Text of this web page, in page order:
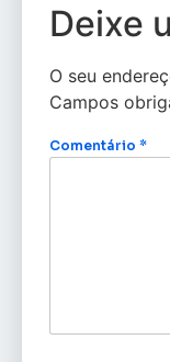
Deixe
O seu
Campos
Comentário *